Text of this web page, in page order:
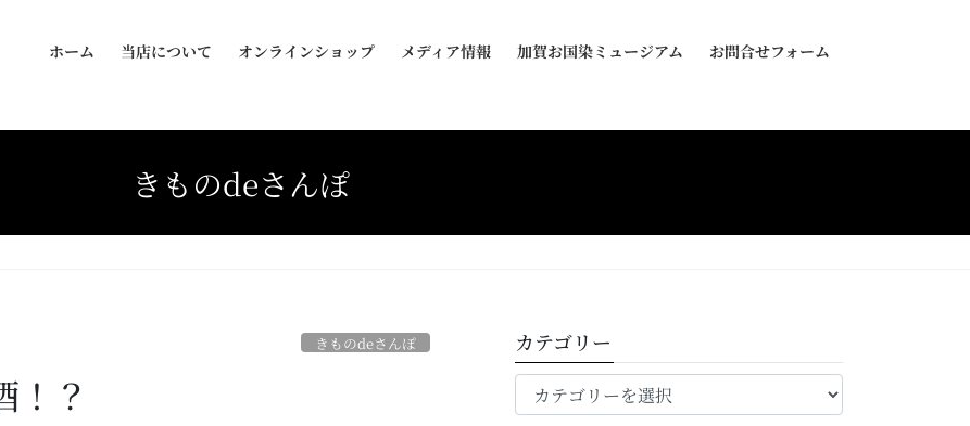
ホーム 当店について オンラインショップ メディア情報 加賀お国染ミュージアム お問合せフォーム
きものdeさんぽ
きものdeさんぽ
！？
カテゴリー
カ
テ